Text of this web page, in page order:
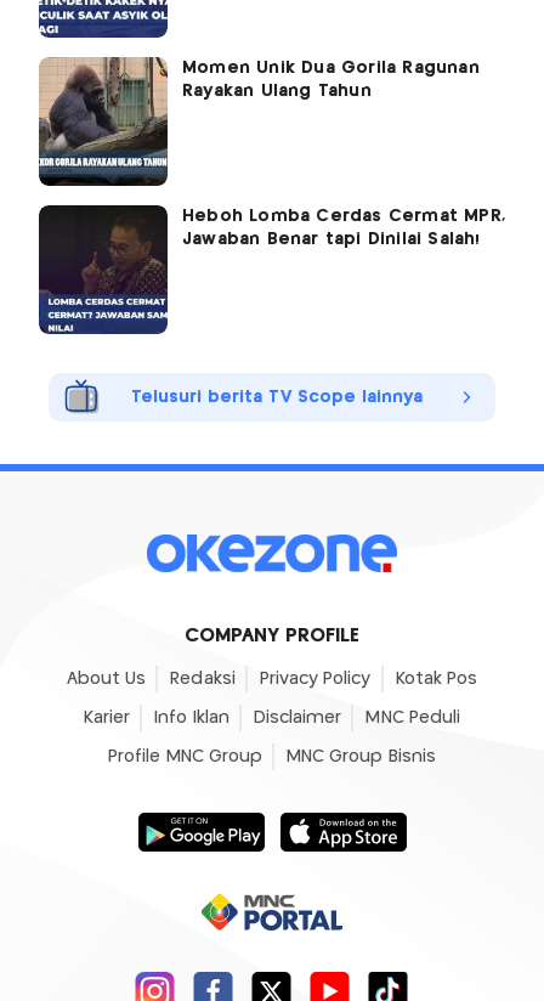
Momen Unik Dua Gorila Ragunan
Rayakan Ulang Tahun
Heboh Lomba Cerdas Cermat MPR,
Jawaban Benar tapi Dinilai Salah!
Telusuri berita TV Scope lainnya